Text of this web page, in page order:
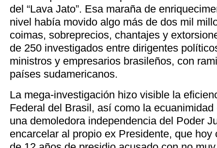
del “Lava Jato”. Esa maraña de
nivel había movido algo más de dos mil
coimas, sobreprecios, chantajes y
de 250 investigados entre dirigentes
ministros y empresarios brasileños, con
países sudamericanos.
La mega-investigación hizo visible la
Federal del Brasil, así como la
una demoledora independencia del Poder
encarcelar al propio ex Presidente, que hoy